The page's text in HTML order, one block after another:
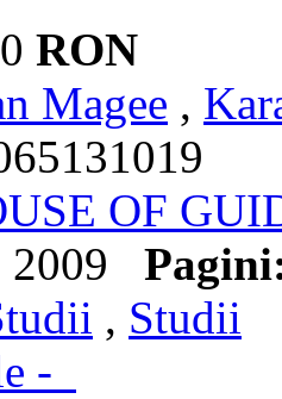
RON
Magee ,
OF
2009
, Studii
-